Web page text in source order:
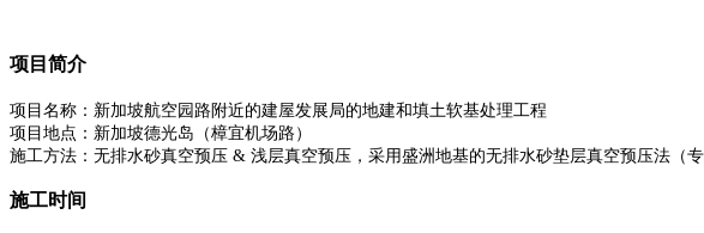
项目简介
项目名称：新加坡航空园路附近的建屋发展局的地建和填土软基处理工程
项目地点：新加坡德光岛（樟宜机场路）
施工方法：无排水砂真空预压 & 浅层真空预压，采用盛洲地基的无排水砂垫层真空预压法（
施工时间